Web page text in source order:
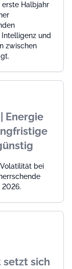
erste Halbjahr
Intelligenz und
zwischen
Energie
bei
2026.
setzt sich